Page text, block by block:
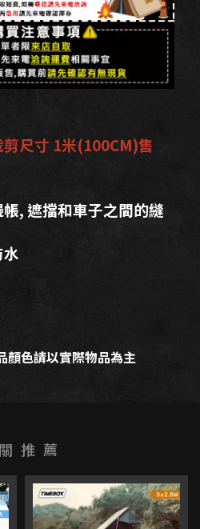
尺寸 1米(100CM)售
, 遮擋和車子之間的縫
色請以實際物品為主